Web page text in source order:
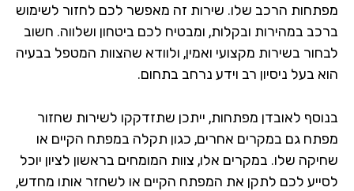
הרכב שלו. שירות זה מאפשר לכם לחזור לשימוש
במהירות ובקלות, ומבטיח לכם ביטחון ושלווה. חשוב
בשירות מקצועי ואמין, ולוודא שהצוות המטפל בבעיה
בעל ניסיון רב וידע נרחב בתחום.
לאובדן מפתחות, ייתכן שתזדקקו לשירות שחזור
גם במקרים אחרים, כגון תקלה במפתח הקיים או
שלו. במקרים אלו, צוות המומחים בראשון לציון יוכל
לכם לתקן את המפתח הקיים או לשחזר אותו מחדש,